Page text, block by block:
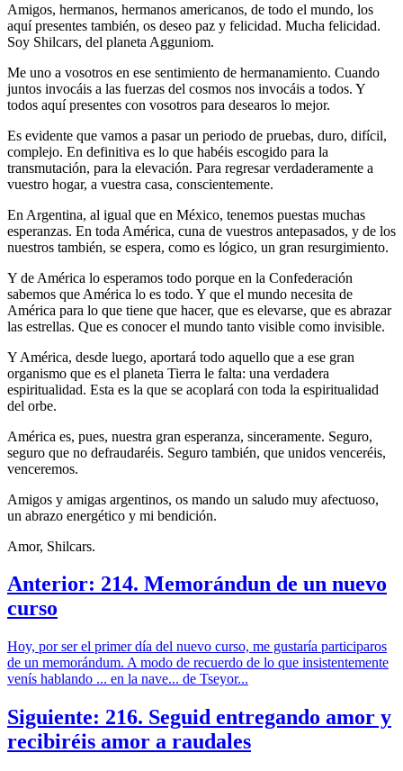
Amigos, hermanos, hermanos americanos, de todo el mundo, los
aquí presentes también, os deseo paz y felicidad. Mucha felicidad.
Soy Shilcars, del planeta Agguniom.
Me uno a vosotros en ese sentimiento de hermanamiento. Cuando
juntos invocáis a las fuerzas del cosmos nos invocáis a todos. Y
todos aquí presentes con vosotros para desearos lo mejor.
Es evidente que vamos a pasar un periodo de pruebas, duro, difícil,
complejo. En definitiva es lo que habéis escogido para la
transmutación, para la elevación. Para regresar verdaderamente a
vuestro hogar, a vuestra casa, conscientemente.
En Argentina, al igual que en México, tenemos puestas muchas
esperanzas. En toda América, cuna de vuestros antepasados, y de los
nuestros también, se espera, como es lógico, un gran resurgimiento.
Y de América lo esperamos todo porque en la Confederación
sabemos que América lo es todo. Y que el mundo necesita de
América para lo que tiene que hacer, que es elevarse, que es abrazar
las estrellas. Que es conocer el mundo tanto visible como invisible.
Y América, desde luego, aportará todo aquello que a ese gran
organismo que es el planeta Tierra le falta: una verdadera
espiritualidad. Esta es la que se acoplará con toda la espiritualidad
del orbe.
América es, pues, nuestra gran esperanza, sinceramente. Seguro,
seguro que no defraudaréis. Seguro también, que unidos venceréis,
venceremos.
Amigos y amigas argentinos, os mando un saludo muy afectuoso,
un abrazo energético y mi bendición.
Amor, Shilcars.
Anterior: 214. Memorándun de un nuevo
curso
Hoy, por ser el primer día del nuevo curso, me gustaría participaros
de un memorándum. A modo de recuerdo de lo que insistentemente
venís hablando ... en la nave... de Tseyor...
Siguiente: 216. Seguid entregando amor y
recibiréis amor a raudales